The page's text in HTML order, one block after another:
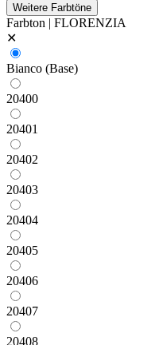
Weitere Farbtöne
Farbton | FLORENZIA
✕
Bianco (Base)
20400
20401
20402
20403
20404
20405
20406
20407
20408